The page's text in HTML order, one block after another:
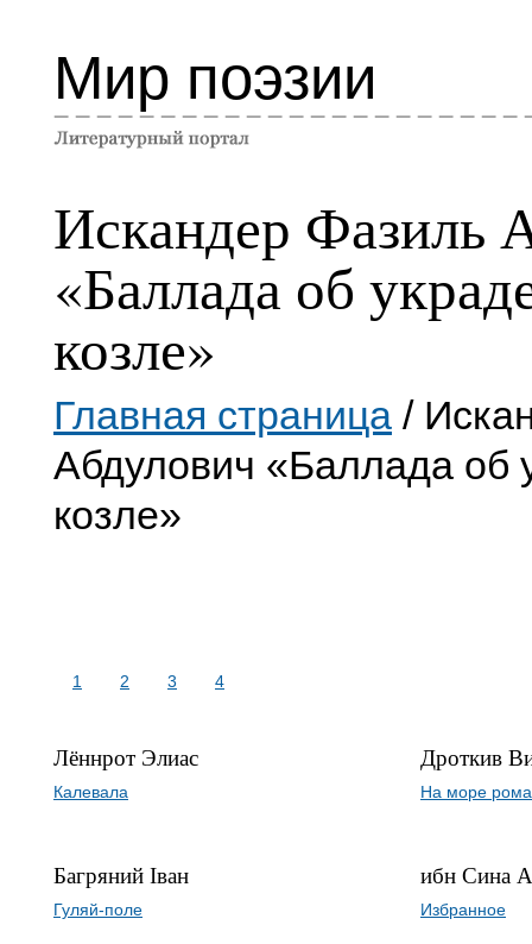
Мир поэзии
Искандер Фазиль
«Баллада об
козле»
Главная страница /
Абдулович «Баллада об
козле»
1 2 3 4
Лённрот Элиас
Калевала
Багряний Іван
Гуляй-поле
Дроткив
На море
ибн Сина
Избранное